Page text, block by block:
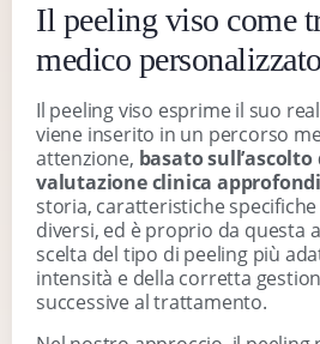
Il peeling viso come
medico personalizzato
Il peeling viso esprime il suo
viene inserito in un percorso
attenzione, basato
valutazione clinica
storia, caratteristiche
diversi, ed è proprio da questa
scelta del tipo di peeling più
intensità e della corretta
successive al trattamento.